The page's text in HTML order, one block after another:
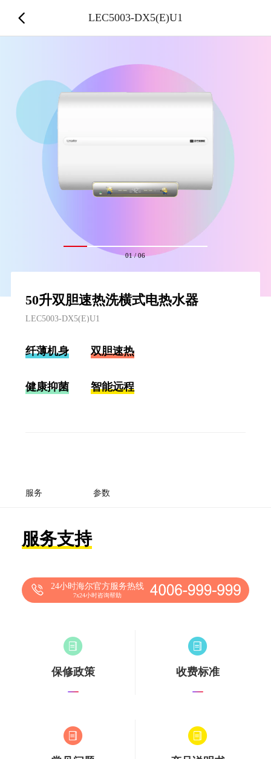
01/06
50升双胆速热洗横式电热水器
LEC5003-DX5(E)U1
纤薄机身 双胆速热
健康抑菌 智能远程
服务 参数
服务支持
24小时海尔官方服务热线
7x24小时咨询帮助
保修政策 收费标准
LEC5003-DX5(E)U1